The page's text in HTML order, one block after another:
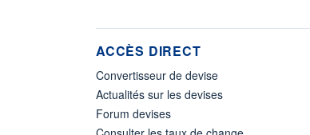
ACCÈS DIRECT
Convertisseur de devise
Actualités sur les devises
Forum devises